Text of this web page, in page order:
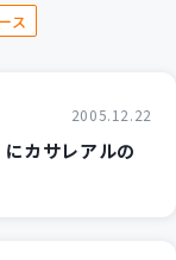
ス
2005.12.22
カサレアルの